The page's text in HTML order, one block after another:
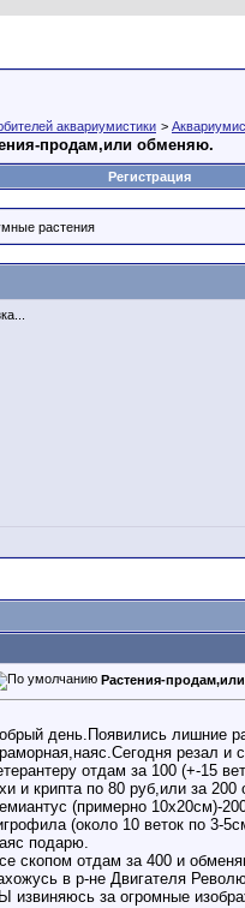
аквариумистики >
продам,или обменяю.
Регистрация
растения
Растения-
день.Появились лишние
резал и
отдам за 100 (+-15
и крипта по 80 руб,или за
(примерно 10х20см)-
(около 10 веток по 3-
подарю.
скопом отдам за 400 и
в р-не Двигателя
извиняюсь за огромные